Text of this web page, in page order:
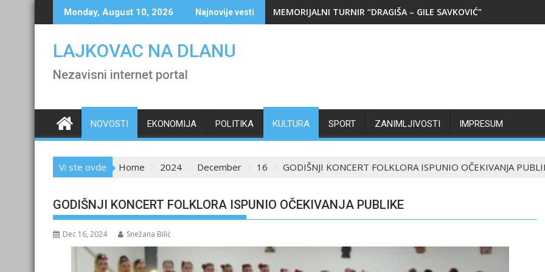
to
Monday, August 10, 2026 Najnovije vesti MEMORIJALNI TURNIR “DRAGIŠA – GILE SAVKOVIĆ”
LAJKOVAC NA DLANU
Nezavisni internet portal
NOVOSTI EKONOMIJA POLITIKA KULTURA SPORT ZANIMLJIVOSTI IMPRESUM
Vi ste ovde Home 2024 December 16 GODIŠNJI KONCERT FOLKLORA ISPUNIO OČEKIVANJA
GODIŠNJI KONCERT FOLKLORA ISPUNIO OČEKIVANJA PUBLIKE
Dec 16, 2024 Snežana Bilić